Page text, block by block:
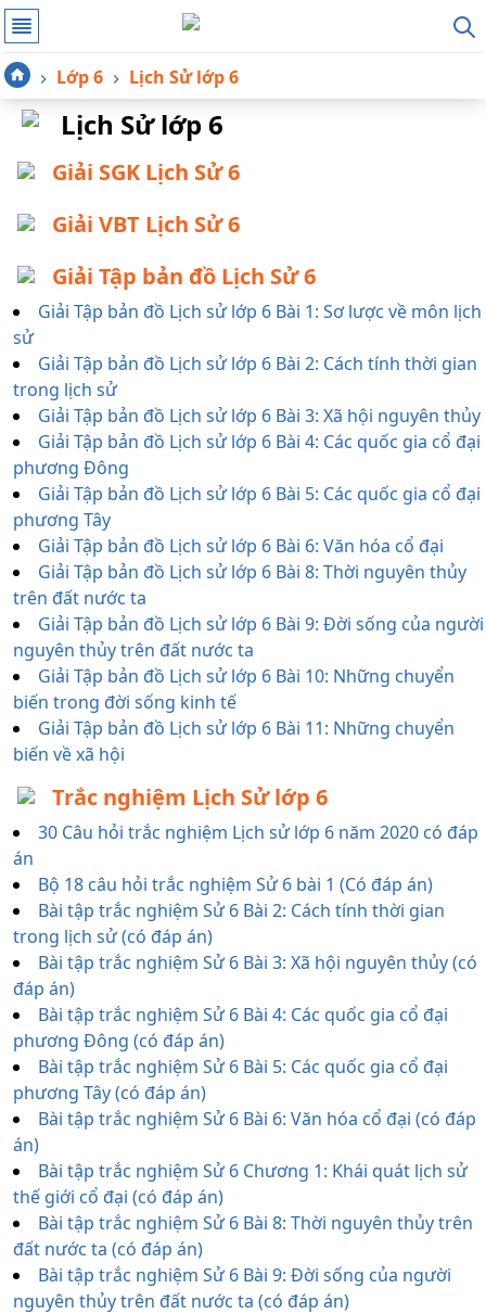
Lớp 6 Lịch Sử lớp 6
Lịch Sử lớp 6
Giải SGK Lịch Sử 6
Giải VBT Lịch Sử 6
Giải Tập bản đồ Lịch Sử 6
Giải Tập bản đồ Lịch sử lớp 6 Bài 1: Sơ lược về môn lịch
sử
Giải Tập bản đồ Lịch sử lớp 6 Bài 2: Cách tính thời gian
trong lịch sử
Giải Tập bản đồ Lịch sử lớp 6 Bài 3: Xã hội nguyên thủy
Giải Tập bản đồ Lịch sử lớp 6 Bài 4: Các quốc gia cổ đại
phương Đông
Giải Tập bản đồ Lịch sử lớp 6 Bài 5: Các quốc gia cổ đại
phương Tây
Giải Tập bản đồ Lịch sử lớp 6 Bài 6: Văn hóa cổ đại
Giải Tập bản đồ Lịch sử lớp 6 Bài 8: Thời nguyên thủy
trên đất nước ta
Giải Tập bản đồ Lịch sử lớp 6 Bài 9: Đời sống của người
nguyên thủy trên đất nước ta
Giải Tập bản đồ Lịch sử lớp 6 Bài 10: Những chuyển
biến trong đời sống kinh tế
Giải Tập bản đồ Lịch sử lớp 6 Bài 11: Những chuyển
biến về xã hội
Trắc nghiệm Lịch Sử lớp 6
30 Câu hỏi trắc nghiệm Lịch sử lớp 6 năm 2020 có đáp
án
Bộ 18 câu hỏi trắc nghiệm Sử 6 bài 1 (Có đáp án)
Bài tập trắc nghiệm Sử 6 Bài 2: Cách tính thời gian
trong lịch sử (có đáp án)
Bài tập trắc nghiệm Sử 6 Bài 3: Xã hội nguyên thủy (có
đáp án)
Bài tập trắc nghiệm Sử 6 Bài 4: Các quốc gia cổ đại
phương Đông (có đáp án)
Bài tập trắc nghiệm Sử 6 Bài 5: Các quốc gia cổ đại
phương Tây (có đáp án)
Bài tập trắc nghiệm Sử 6 Bài 6: Văn hóa cổ đại (có đáp
án)
Bài tập trắc nghiệm Sử 6 Chương 1: Khái quát lịch sử
thế giới cổ đại (có đáp án)
Bài tập trắc nghiệm Sử 6 Bài 8: Thời nguyên thủy trên
đất nước ta (có đáp án)
Bài tập trắc nghiệm Sử 6 Bài 9: Đời sống của người
nguyên thủy trên đất nước ta (có đáp án)